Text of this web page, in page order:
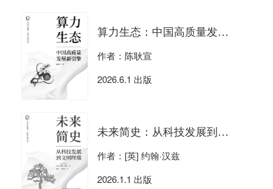
算力生态：中国高质量发展新引擎
作者：陈耿宣
2026.6.1 出版
未来简史：从科技发展到文明终端
作者：[英] 约翰·汉兹
2026.1.1 出版